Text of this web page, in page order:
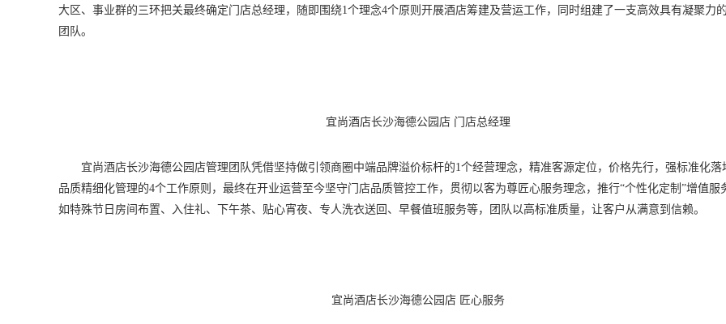
大区、事业群的三环把关最终确定门店总经理，随即围绕1个理念4个原则开展酒店筹建及营运工作，同时组建了一支高效具有凝聚力
团队。
宜尚酒店长沙海德公园店 门店总经理
宜尚酒店长沙海德公园店管理团队凭借坚持做引领商圈中端品牌溢价标杆的1个经营理念，精准客源定位，价格先行，强标准化落
品质精细化管理的4个工作原则，最终在开业运营至今坚守门店品质管控工作，贯彻以客为尊匠心服务理念，推行“个性化定制”增值服
如特殊节日房间布置、入住礼、下午茶、贴心宵夜、专人洗衣送回、早餐值班服务等，团队以高标准质量，让客户从满意到信赖。
宜尚酒店长沙海德公园店 匠心服务